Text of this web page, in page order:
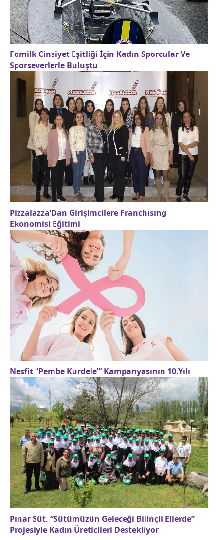
Fomilk Cinsiyet Eşitliği İçin Kadın Sporcular Ve
Sporseverlerle Buluştu
Pizzalazza’Dan Girişimcilere Franchısıng
Ekonomisi Eğitimi
Nesfit “Pembe Kurdele”’ Kampanyasının 10.Yılı
Pınar Süt, “Sütümüzün Geleceği Bilinçli Ellerde”
Projesiyle Kadın Üreticileri Destekliyor